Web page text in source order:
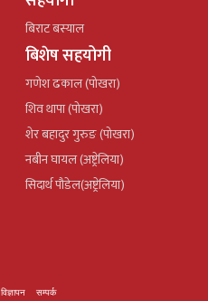
बिराट बस्याल
बिशेष सहयोगी
गणेश ढकाल (पोखरा)
शिव थापा (पोखरा)
शेर बहादुर गुरुङ (पोखरा)
नबीन घायल (अष्ट्रेलिया)
सिदार्थ पौडेल(अष्ट्रेलिया)
विज्ञापन सम्पर्क